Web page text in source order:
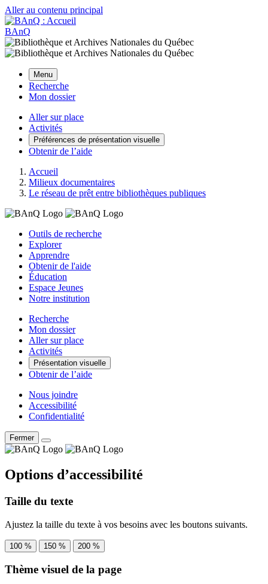
Aller au contenu principal
BAnQ
Menu
Recherche
Mon dossier
Aller sur place
Activités
Préférences de présentation visuelle
Obtenir de l’aide
Accueil
Milieux documentaires
Le réseau de prêt entre bibliothèques publiques
Outils de recherche
Explorer
Apprendre
Obtenir de l'aide
Éducation
Espace Jeunes
Notre institution
Recherche
Mon dossier
Aller sur place
Activités
Présentation visuelle
Obtenir de l’aide
Nous joindre
Accessibilité
Confidentialité
Fermer
Options d’accessibilité
Taille du texte
Ajustez la taille du texte à vos besoins avec les boutons suivants.
100 % 150 % 200 %
Thème visuel de la page